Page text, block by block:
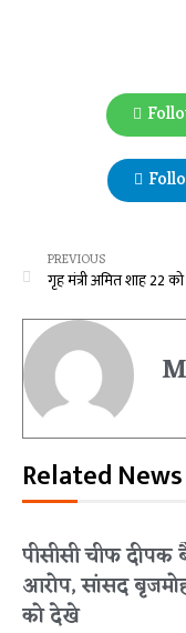
PREVIOUS
Related News
पीसीसी चीफ दीपक
आरोप, सांसद
को देखे